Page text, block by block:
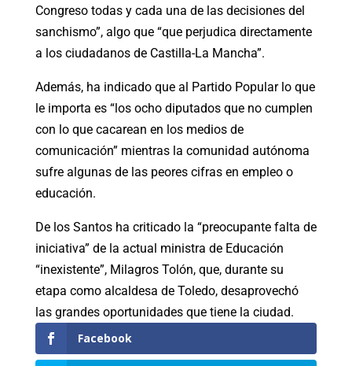
Congreso todas y cada una de las decisiones del
sanchismo”, algo que “que perjudica directamente
a los ciudadanos de Castilla-La Mancha”.
Además, ha indicado que al Partido Popular lo que
le importa es “los ocho diputados que no cumplen
con lo que cacarean en los medios de
comunicación” mientras la comunidad autónoma
sufre algunas de las peores cifras en empleo o
educación.
De los Santos ha criticado la “preocupante falta de
iniciativa” de la actual ministra de Educación
“inexistente”, Milagros Tolón, que, durante su
etapa como alcaldesa de Toledo, desaprovechó
las grandes oportunidades que tiene la ciudad.
Facebook